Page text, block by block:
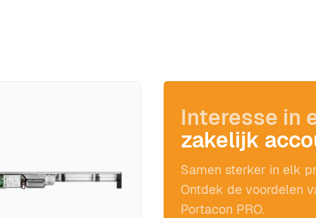
Interesse in
zakelijk
Samen sterker in elk
Ontdek de voordelen
Portacon PRO.